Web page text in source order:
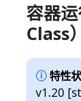
容器
Class）
特性状
v1.20